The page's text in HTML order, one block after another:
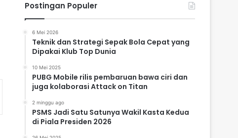
Postingan Populer
6 Mei 2026
Teknik dan Strategi Sepak Bola Cepat yang
Dipakai Klub Top Dunia
10 Mei 2025
PUBG Mobile rilis pembaruan bawa ciri dan
juga kolaborasi Attack on Titan
2 minggu ago
PSMS Jadi Satu Satunya Wakil Kasta Kedua
di Piala Presiden 2026